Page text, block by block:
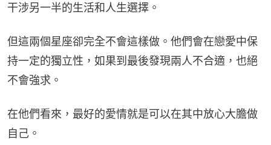
干涉另一半的生活和人生選擇。
但這兩個星座卻完全不會這樣做。他們會在戀愛中保
持一定的獨立性，如果到最後發現兩人不合適，也絕
不會強求。
在他們看來，最好的愛情就是可以在其中放心大膽做
自己。